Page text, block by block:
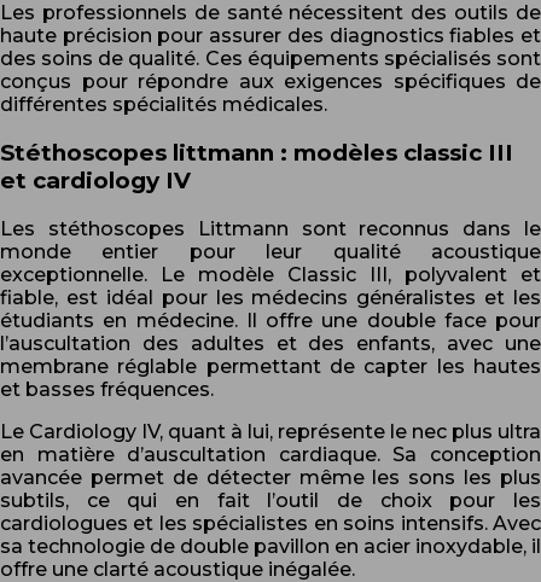
Les professionnels de santé nécessitent des outils de
haute précision pour assurer des diagnostics fiables et
des soins de qualité. Ces équipements spécialisés sont
conçus pour répondre aux exigences spécifiques de
différentes spécialités médicales.
Stéthoscopes littmann : modèles classic III
et cardiology IV
Les stéthoscopes Littmann sont reconnus dans le
monde entier pour leur qualité acoustique
exceptionnelle. Le modèle Classic III, polyvalent et
fiable, est idéal pour les médecins généralistes et les
étudiants en médecine. Il offre une double face pour
l’auscultation des adultes et des enfants, avec une
membrane réglable permettant de capter les hautes
et basses fréquences.
Le Cardiology IV, quant à lui, représente le nec plus ultra
en matière d’auscultation cardiaque. Sa conception
avancée permet de détecter même les sons les plus
subtils, ce qui en fait l’outil de choix pour les
cardiologues et les spécialistes en soins intensifs. Avec
sa technologie de double pavillon en acier inoxydable, il
offre une clarté acoustique inégalée.